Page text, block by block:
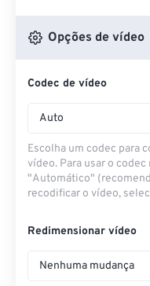
Do
Opções de vídeo
Codec de vídeo
Auto
Escolha um codec para
vídeo. Para usar o
"Automático"
recodificar o vídeo,
Redimensionar vídeo
Nenhuma mudança